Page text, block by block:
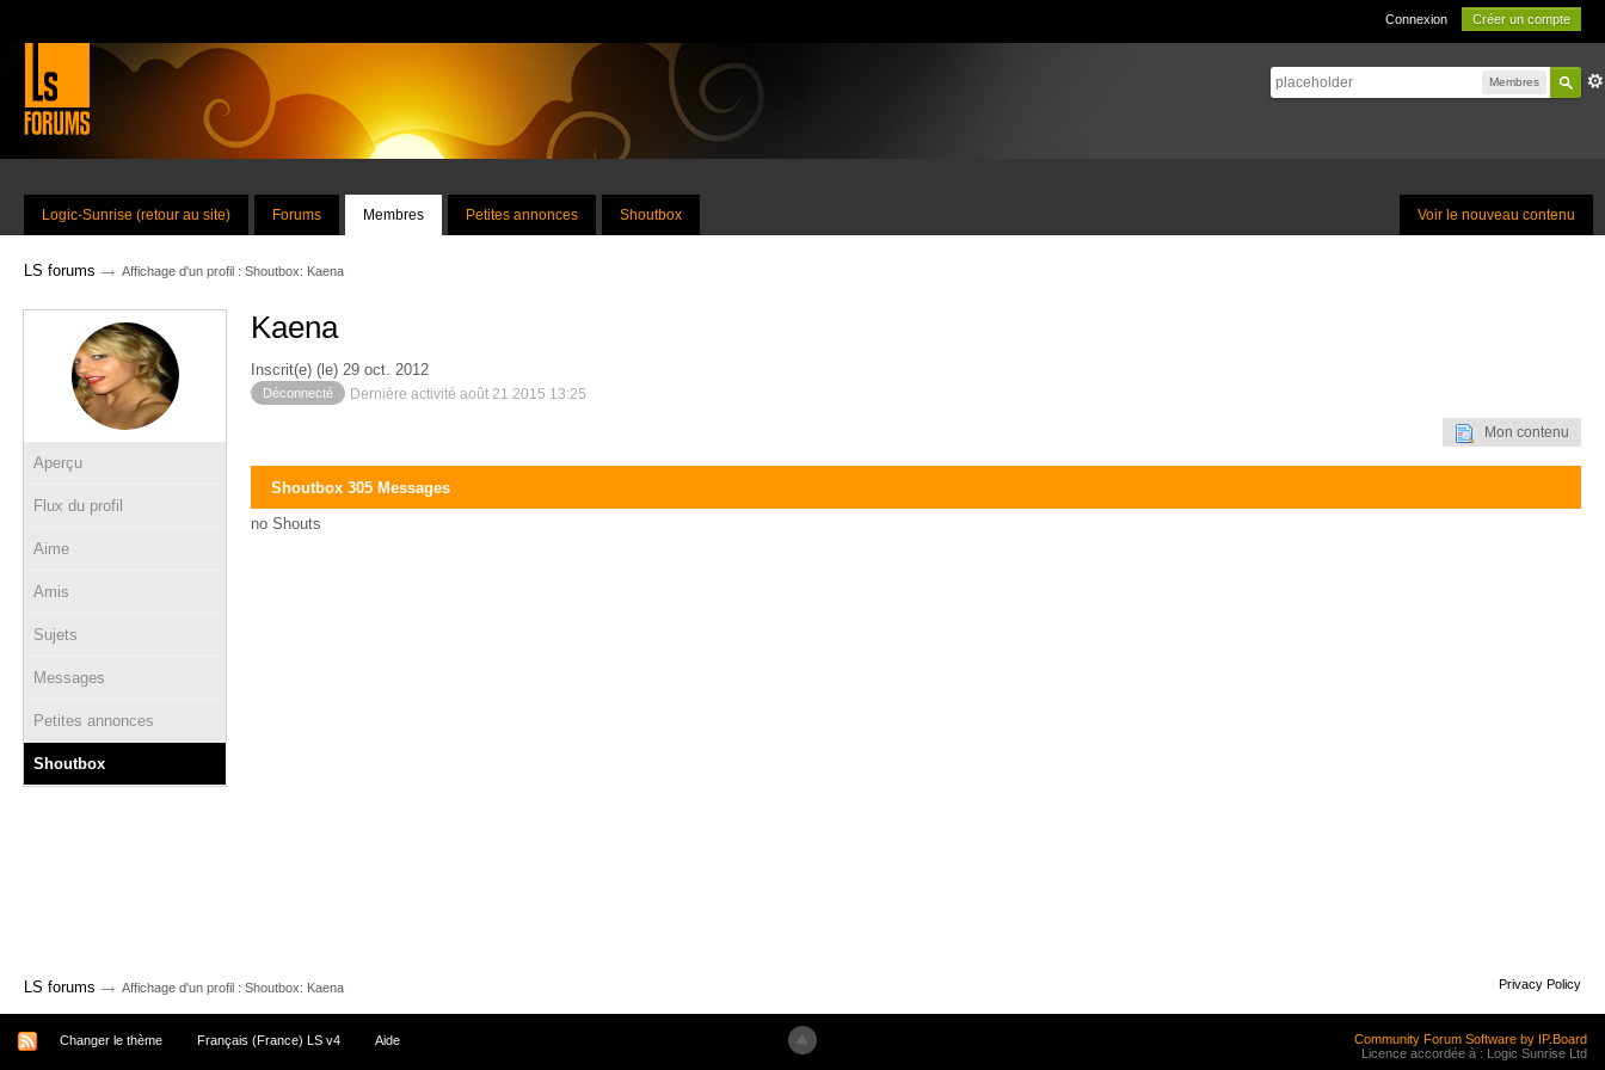
Connexion Créer un compte
Membres
Voir le nouveau contenu
Logic-Sunrise (retour au site) Forums Membres Petites annonces Shoutbox
LS forums → Affichage d'un profil : Shoutbox: Kaena
Aperçu
Flux du profil
Aime
Amis
Sujets
Messages
Petites annonces
Shoutbox
Kaena
Inscrit(e) (le) 29 oct. 2012
Déconnecté Dernière activité août 21 2015 13:25
Mon contenu
Shoutbox 305 Messages
no Shouts
LS forums → Affichage d'un profil : Shoutbox: Kaena Privacy Policy
Changer le thème Français (France) LS v4 Aide
Community Forum Software by IP.Board
Licence accordée à : Logic Sunrise Ltd